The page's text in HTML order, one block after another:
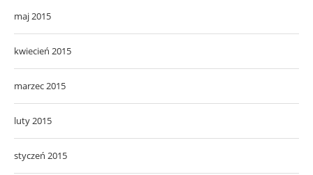
maj 2015
kwiecień 2015
marzec 2015
luty 2015
styczeń 2015